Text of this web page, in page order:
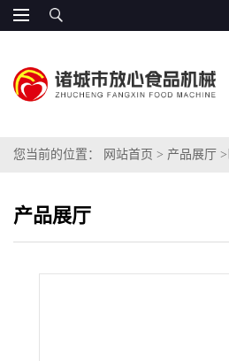
您当前的位置： 网站首页 > 产品展厅 >
产品展厅